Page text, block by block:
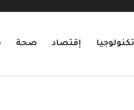
تكنولوجيا إقتصاد صحة